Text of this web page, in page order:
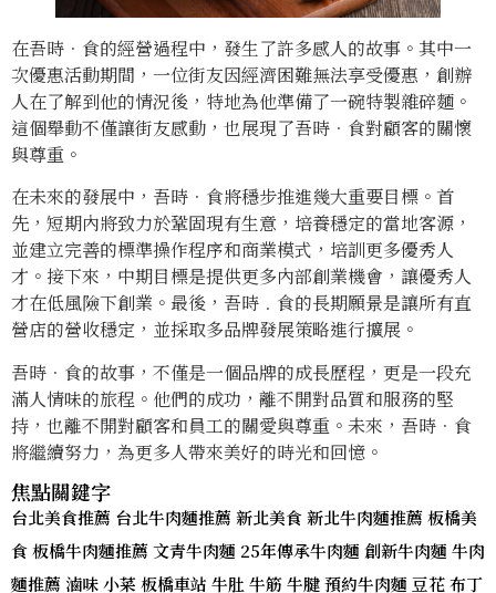
在吾時．食的經營過程中，發生了許多感人的故事。其中一
次優惠活動期間，一位街友因經濟困難無法享受優惠，創辦
人在了解到他的情況後，特地為他準備了一碗特製雜碎麵。
這個舉動不僅讓街友感動，也展現了吾時．食對顧客的關懷
與尊重。
在未來的發展中，吾時．食將穩步推進幾大重要目標。首
先，短期內將致力於鞏固現有生意，培養穩定的當地客源，
並建立完善的標準操作程序和商業模式，培訓更多優秀人
才。接下來，中期目標是提供更多內部創業機會，讓優秀人
才在低風險下創業。最後，吾時﹒食的長期願景是讓所有直
營店的營收穩定，並採取多品牌發展策略進行擴展。
吾時．食的故事，不僅是一個品牌的成長歷程，更是一段充
滿人情味的旅程。他們的成功，離不開對品質和服務的堅
持，也離不開對顧客和員工的關愛與尊重。未來，吾時．食
將繼續努力，為更多人帶來美好的時光和回憶。
焦點關鍵字
台北美食推薦 台北牛肉麵推薦 新北美食 新北牛肉麵推薦 板橋美
食 板橋牛肉麵推薦 文青牛肉麵 25年傳承牛肉麵 創新牛肉麵 牛肉
麵推薦 滷味 小菜 板橋車站 牛肚 牛筋 牛腱 預約牛肉麵 豆花 布丁